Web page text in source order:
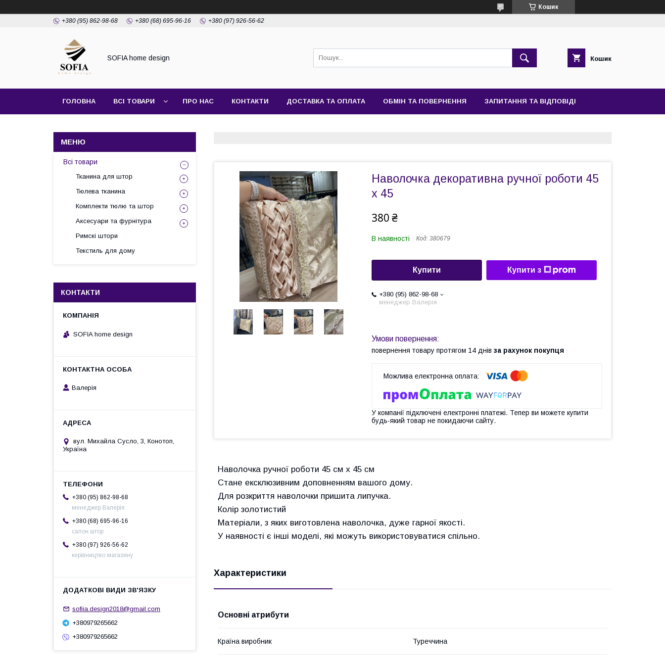
Кошик
+380 (95) 862-98-68 +380 (68) 695-96-16 +380 (97) 926-56-62
SOFIA home design Кошик
ГОЛОВНА ВСІ ТОВАРИ ПРО НАС КОНТАКТИ ДОСТАВКА ТА ОПЛАТА ОБМІН ТА ПОВЕРНЕННЯ ЗАПИТАННЯ ТА ВІДПОВІДІ
Наволочка декоративна ручної роботи 45
х 45
380 ₴
В наявності Код: 380679
Купити Купити з
+380 (95) 862-98-68
менеджер Валерія
повернення товару протягом 14 днів за рахунок покупця
У компанії підключені електронні платежі. Тепер ви можете купити
будь-який товар не покидаючи сайту.
Наволочка ручної роботи 45 см х 45 см
Стане ексклюзивним доповненням вашого дому.
Для розкриття наволочки пришита липучка.
Колір золотистий
Матеріали, з яких виготовлена наволочка, дуже гарної якості.
У наявності є інші моделі, які можуть використовуватися спільно.
Характеристики
Основні атрибути
Країна виробник Туреччина
Всі товари
Тканина для штор
Тюлева тканина
Комплекти тюлю та штор
Аксесуари та фурнітура
Римскі штори
Текстиль для дому
КОНТАКТИ
SOFIA home design
Валерія
вул. Михайла Сусло, 3, Конотоп,
Україна
+380 (95) 862-98-68
менеджер Валерія
+380 (68) 695-96-16
салон штор
+380 (97) 926-56-62
керівництво магазину
sofiia.design2018@gmail.com
+380979265662
+380979265662